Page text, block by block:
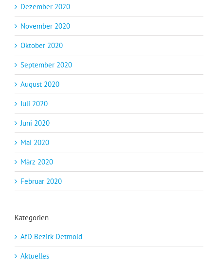
Dezember 2020
November 2020
Oktober 2020
September 2020
August 2020
Juli 2020
Juni 2020
Mai 2020
März 2020
Februar 2020
Kategorien
AfD Bezirk Detmold
Aktuelles